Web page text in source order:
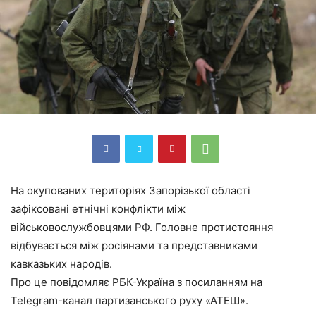
На окупованих територіях Запорізької області
зафіксовані етнічні конфлікти між
військовослужбовцями РФ. Головне протистояння
відбувається між росіянами та представниками
кавказьких народів.
Про це повідомляє РБК-Україна з посиланням на
Telegram-канал партизанського руху «АТЕШ».